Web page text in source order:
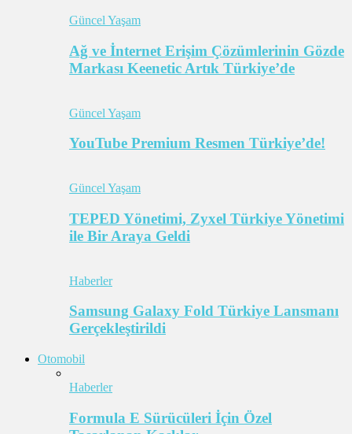
Güncel Yaşam
Ağ ve İnternet Erişim Çözümlerinin Gözde
Markası Keenetic Artık Türkiye’de
Güncel Yaşam
YouTube Premium Resmen Türkiye’de!
Güncel Yaşam
TEPED Yönetimi, Zyxel Türkiye Yönetimi
ile Bir Araya Geldi
Haberler
Samsung Galaxy Fold Türkiye Lansmanı
Gerçekleştirildi
Otomobil
Haberler
Formula E Sürücüleri İçin Özel